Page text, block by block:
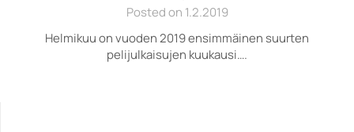
Posted on 1.2.2019
Helmikuu on vuoden 2019 ensimmäinen suurten
pelijulkaisujen kuukausi….